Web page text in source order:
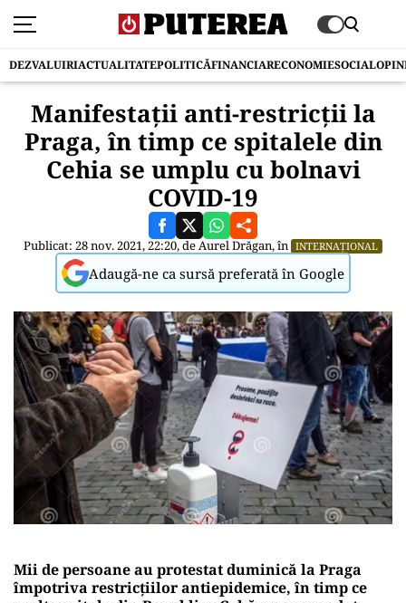
DEZVALUIRIACTUALITATEPOLITICĂFINANCIARECONOMIESOCIAL
Manifestații anti-restricții la
Praga, în timp ce spitalele din
Cehia se umplu cu bolnavi
COVID-19
Publicat: 28 nov. 2021, 22:20, deAurel Drăgan, în INTERNAȚIONAL
Adaugă-ne ca sursă preferată în Google
Mii de persoane au protestat duminică la Praga
împotriva restricţiilor antiepidemice, în timp ce